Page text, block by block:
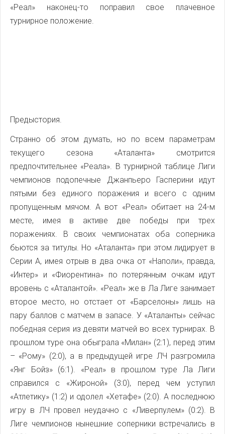
«Реал» наконец-то поправил свое плачевное
турнирное положение.
Предыстория.
Странно об этом думать, но по всем параметрам
текущего сезона «Аталанта» смотрится
предпочтительнее «Реала». В турнирной таблице Лиги
чемпионов подопечные Джанпьеро Гасперини идут
пятыми без единого поражения и всего с одним
пропущенным мячом. А вот «Реал» обитает на 24-м
месте, имея в активе две победы при трех
поражениях. В своих чемпионатах оба соперника
бьются за титулы. Но «Аталанта» при этом лидирует в
Серии А, имея отрыв в два очка от «Наполи», правда,
«Интер» и «Фиорентина» по потерянным очкам идут
вровень с «Аталантой». «Реал» же в Ла Лиге занимает
второе место, но отстает от «Барселоны» лишь на
пару баллов с матчем в запасе. У «Аталанты» сейчас
победная серия из девяти матчей во всех турнирах. В
прошлом туре она обыграла «Милан» (2:1), перед этим
– «Рому» (2:0), а в предыдущей игре ЛЧ разгромила
«Янг Бойз» (6:1). «Реал» в прошлом туре Ла Лиги
справился с «Жироной» (3:0), перед чем уступил
«Атлетику» (1:2) и одолел «Хетафе» (2:0). А последнюю
игру в ЛЧ провел неудачно с «Ливерпулем» (0:2). В
Лиге чемпионов нынешние соперники встречались в